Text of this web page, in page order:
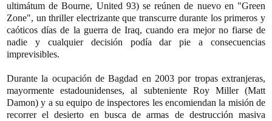
ultimátum de Bourne, United 93) se reúnen de nuevo en "Green
Zone", un thriller electrizante que transcurre durante los primeros y
caóticos días de la guerra de Iraq, cuando era mejor no fiarse de
nadie y cualquier decisión podía dar pie a consecuencias
imprevisibles.
Durante la ocupación de Bagdad en 2003 por tropas extranjeras,
mayormente estadounidenses, al subteniente Roy Miller (Matt
Damon) y a su equipo de inspectores les encomiendan la misión de
recorrer el desierto en busca de armas de destrucción masiva